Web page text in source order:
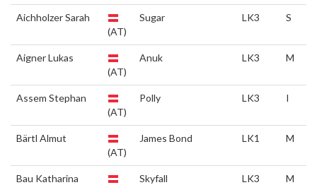
Aichholzer Sarah
(AT)
Sugar LK3 S
Aigner Lukas
(AT)
Anuk LK3 M
Assem Stephan
(AT)
Polly LK3 I
Bärtl Almut
(AT)
James Bond LK1 M
Bau Katharina
Skyfall LK3 M